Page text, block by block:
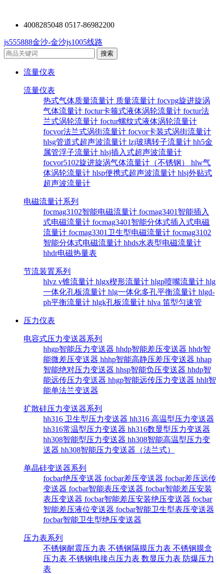
4008285048 0517-86982200
js555888金沙-金沙js1005线路
流量仪表
流量仪表
热式气体质量流量计 质量流量计 focvpg旋进旋涡
气体流量计 foctur卡箍式液体涡轮流量计 foctur法
兰式涡轮流量计 foctur螺纹式液体涡轮流量计
focvor法兰式涡街流量计 focvor卡装式涡街流量计
hlsg管道式超声波流量计 lzj玻璃转子流量计 hh5金
属管浮子流量计 hlsj插入式超声波流量计
focvor5102旋进旋涡气体流量计（不锈钢） hlw气
体涡轮流量计 hlsp便携式超声波流量计 hlsj外贴式
超声波流量计
电磁流量计系列
focmag3102智能电磁流量计 focmag3401智能插入
式电磁流量计 focmag3401智能分体式插入式电磁
流量计 focmag3301卫生型电磁流量计 focmag3102
智能分体式电磁流量计 hhds水表型电磁流量计
hhdr电磁热量表
节流装置系列
hlvz v锥流量计 hlgx楔形流量计 hlgp喷嘴流量计 hlg
一体化孔板流量计 hlg一体化多孔平衡流量计 hlgd-
ph平衡流量计 hlgk孔板流量计 hlva 笛型匀速管
压力仪表
电容式压力变送器系列
hhgp智能压力变送器 hhdp智能差压变送器 hhdr智
能微差压变送器 hhhp智能高静压差压变送器 hhap
智能绝对压力变送器 hhsp智能负压变送器 hhdp智
能远传压力变送器 hhgp智能远传压力变送器 hhlt智
能单法兰变送器
扩散硅压力变送器系列
hh316 卫生型压力变送器 hh316 高温型压力变送器
hh316常温型压力变送器 hh316数显型压力变送器
hh308智能型压力变送器 hh308智能高温型压力变
送器 hh308智能压力变送器（法兰式）
单晶硅变送器系列
focbar绝压变送器 focbar差压变送器 focbar差压远传
变送器 focbar智能表压变送器 focbar智能差压安装
表压变送器 focbar智能差压安装绝压变送器 focbar
智能差压液位变送器 focbar智能卫生型表压变送器
focbar智能卫生型绝压变送器
压力表系列
不锈钢耐震压力表 不锈钢隔膜压力表 不锈钢膜盒
压力表 不锈钢电接点压力表 数显压力表 防爆压力
表